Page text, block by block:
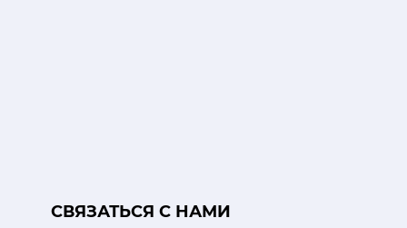
CВЯЗАТЬСЯ С НАМИ